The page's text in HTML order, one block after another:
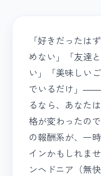
「好きだったは
めない」「友達
い」「美味しい
でいるだけ」――
るなら、あなた
格が変わったの
の報酬系が、一
インかもしれま
ンヘドニア（無